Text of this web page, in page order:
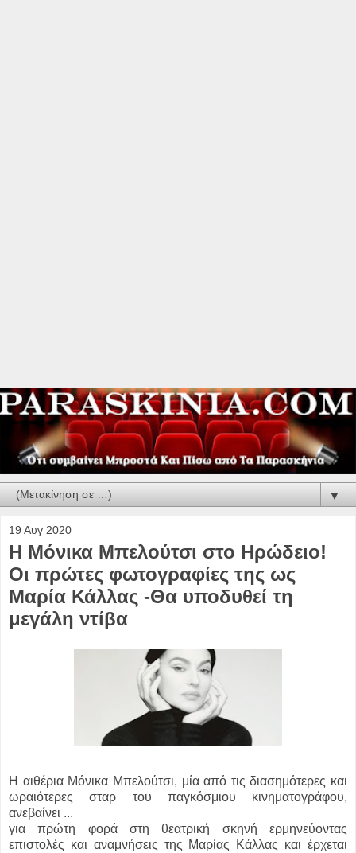
▼
19 Αυγ 2020
Η Μόνικα Μπελούτσι στο Ηρώδειο!
Οι πρώτες φωτογραφίες της ως
Μαρία Κάλλας -Θα υποδυθεί τη
μεγάλη ντίβα
Η αιθέρια Μόνικα Μπελούτσι, μία από τις διασημότερες και
ωραιότερες σταρ του παγκόσμιου κινηματογράφου,
ανεβαίνει ...
για πρώτη φορά στη θεατρική σκηνή ερμηνεύοντας
επιστολές και αναμνήσεις της Μαρίας Κάλλας και έρχεται